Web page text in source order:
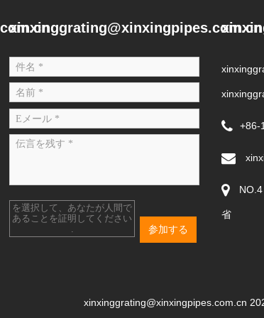
xinxinggrating@xinxingpipes.com.cn
を選択して、あなたが人間で
あることを証明してください
.
参加する
+86-
省
xinxinggrating@xinxingpipes.com.cn